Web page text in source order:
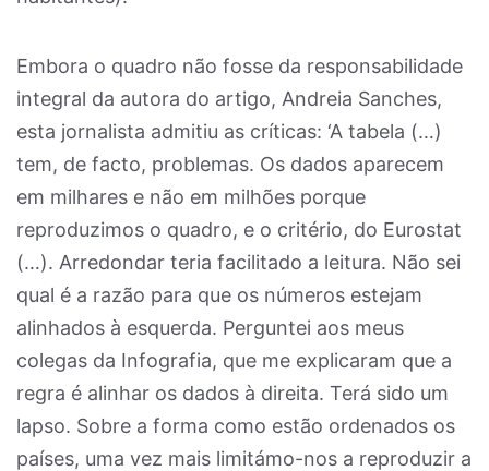
Embora o quadro não fosse da responsabilidade
integral da autora do artigo, Andreia Sanches,
esta jornalista admitiu as críticas: ‘A tabela (…)
tem, de facto, problemas. Os dados aparecem
em milhares e não em milhões porque
reproduzimos o quadro, e o critério, do Eurostat
(…). Arredondar teria facilitado a leitura. Não sei
qual é a razão para que os números estejam
alinhados à esquerda. Perguntei aos meus
colegas da Infografia, que me explicaram que a
regra é alinhar os dados à direita. Terá sido um
lapso. Sobre a forma como estão ordenados os
países, uma vez mais limitámo-nos a reproduzir a